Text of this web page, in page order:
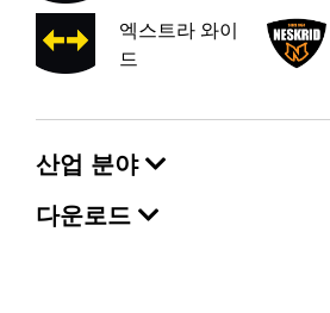
엑스트라 와이
드
산업 분야
다운로드